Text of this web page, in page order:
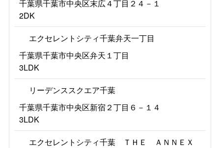
千葉県千葉市中央区末広４丁目２４－１
2DK
エクセレントシティ千葉弁天一丁目
千葉県千葉市中央区弁天１丁目
3LDK
リーデンススクエア千葉
千葉県千葉市中央区新宿２丁目６－１４
3LDK
エクセレントシティ千葉 ＴＨＥ ＡＮＮＥＸ